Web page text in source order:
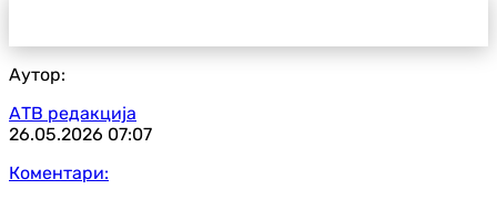
Аутор:
АТВ редакција
26.05.2026 07:07
Коментари: